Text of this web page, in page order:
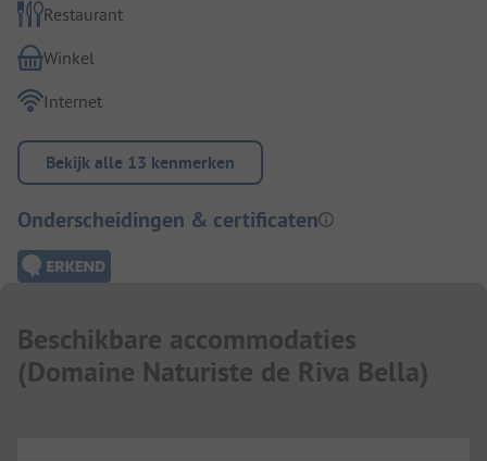
Restaurant
Winkel
Internet
Bekijk alle 13 kenmerken
Onderscheidingen & certificaten
Beschikbare accommodaties
(Domaine Naturiste de Riva Bella)